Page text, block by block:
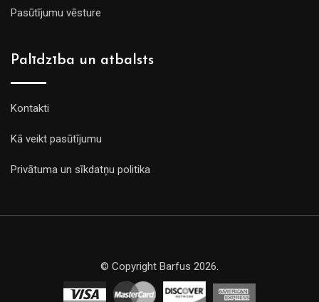
Pasūtījumu vēsture
Palīdzība un atbalsts
Kontakti
Kā veikt pasūtījumu
Privātuma un sīkdatņu politika
© Copyright Barfus 2026.